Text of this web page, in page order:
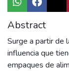
Abstract
Surge a partir de
influencia que
empaques de